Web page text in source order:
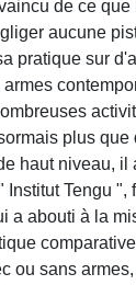
de ce que
aucune
pratique sur
plus que
haut niveau, il
Institut Tengu ",
a abouti à la
ou sans